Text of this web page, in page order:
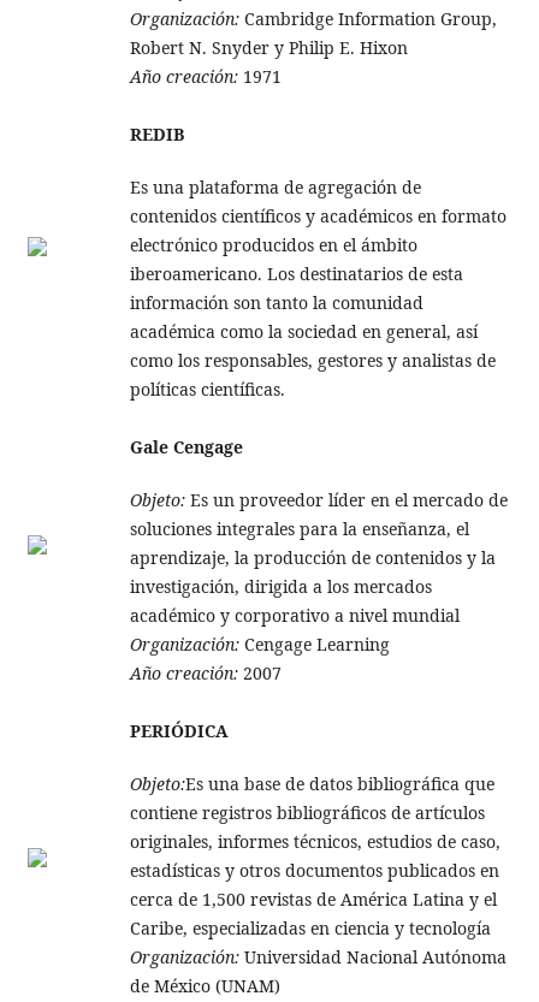
Organización:Cambridge Information Group,
Robert N. Snyder y Philip E. Hixon
Año creación:1971
REDIB
Es una plataforma de agregación de
contenidos científicos y académicos en formato
electrónico producidos en el ámbito
iberoamericano. Los destinatarios de esta
información son tanto la comunidad
académica como la sociedad en general, así
como los responsables, gestores y analistas de
políticas científicas.
Gale Cengage
Objeto:Es un proveedor líder en el mercado de
soluciones integrales para la enseñanza, el
aprendizaje, la producción de contenidos y la
investigación, dirigida a los mercados
académico y corporativo a nivel mundial
Organización:Cengage Learning
Año creación:2007
PERIÓDICA
Objeto:Es una base de datos bibliográfica que
contiene registros bibliográficos de artículos
originales, informes técnicos, estudios de caso,
estadísticas y otros documentos publicados en
cerca de 1,500 revistas de América Latina y el
Caribe, especializadas en ciencia y tecnología
Organización:Universidad Nacional Autónoma
de México (UNAM)